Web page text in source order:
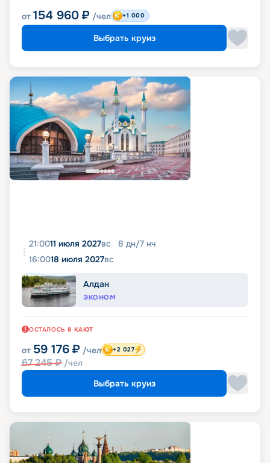
от 154 960 ₽ /чел +1 000
Выбрать круиз
21:0011 июля 2027вс 8 дн/7 нч
16:0018 июля 2027вс
Алдан
ЭКОНОМ
ОСТАЛОСЬ 8 КАЮТ
от 59 176 ₽ /чел
67 245₽ /чел
+2 027
Выбрать круиз